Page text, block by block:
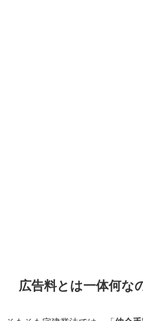
広告料とは一体何な